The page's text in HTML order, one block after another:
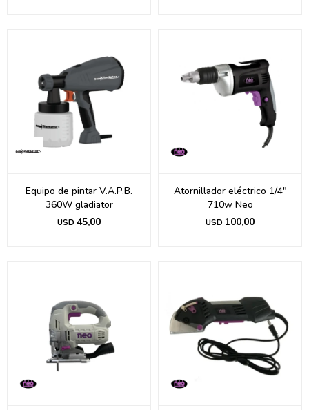
Equipo de pintar V.A.P.B.
360W gladiator
USD 45,00
Atornillador eléctrico 1/4"
710w Neo
USD 100,00